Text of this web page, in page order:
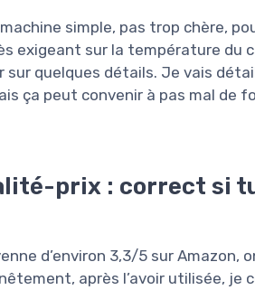
simple, pas trop chère,
exigeant sur la température du
quelques détails. Je vais
ça peut convenir à pas mal de
prix : correct si
d’environ 3,3/5 sur
après l’avoir utilisée, je